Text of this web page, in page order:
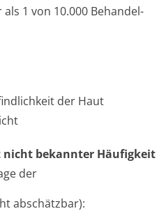
als 1 von 10.000 Behandel­
der Haut
bekannter Häufigkeit
der
abschätzbar):